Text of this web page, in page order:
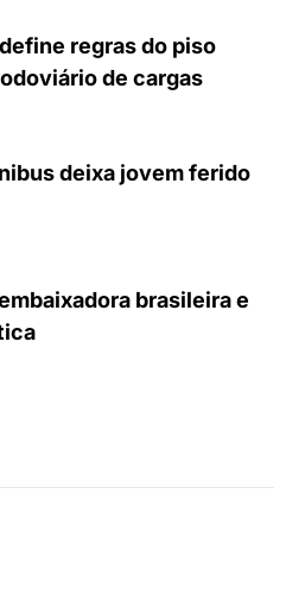
regras do piso
de cargas
deixa jovem ferido
brasileira e